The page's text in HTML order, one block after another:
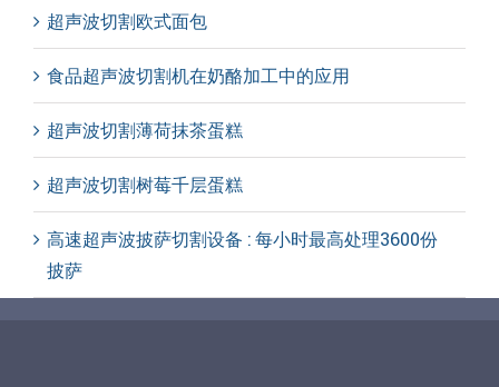
超声波切割欧式面包
食品超声波切割机在奶酪加工中的应用
超声波切割薄荷抹茶蛋糕
超声波切割树莓千层蛋糕
高速超声波披萨切割设备 : 每小时最高处理3600份
披萨